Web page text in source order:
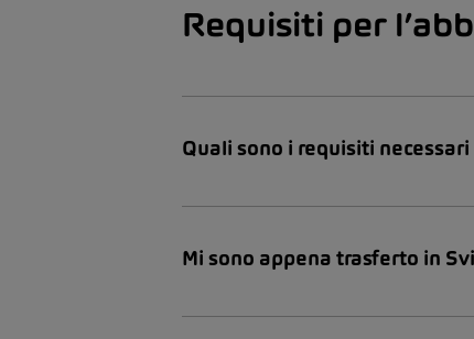
Requisiti per
Quali sono i requisiti
Mi sono appena trasferto in